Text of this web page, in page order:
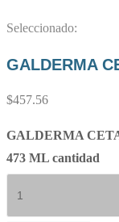
Seleccionado:
GALDERMA
$457.56
GALDERMA
473 ML cantidad